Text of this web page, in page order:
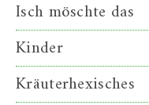
Isch möschte das
Kinder
Kräuterhexisches